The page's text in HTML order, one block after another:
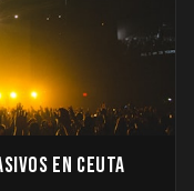
en Ceuta